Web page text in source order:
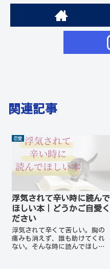
関連記事
恋愛
浮気されて辛い時に読んで
ほしい本｜どうかご自愛く
ださい
浮気されて辛くて苦しい。胸の
痛みも消えず、誰も助けてくれ
ない。そんな時に読んでほしい